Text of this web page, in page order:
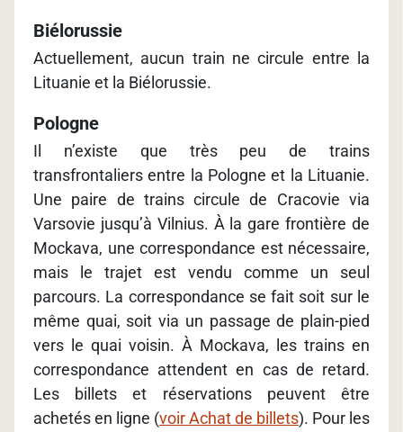
Biélorussie
Actuellement, aucun train ne circule entre la
Lituanie et la Biélorussie.
Pologne
Il n’existe que très peu de trains
transfrontaliers entre la Pologne et la Lituanie.
Une paire de trains circule de Cracovie via
Varsovie jusqu’à Vilnius. À la gare frontière de
Mockava, une correspondance est nécessaire,
mais le trajet est vendu comme un seul
parcours. La correspondance se fait soit sur le
même quai, soit via un passage de plain-pied
vers le quai voisin. À Mockava, les trains en
correspondance attendent en cas de retard.
Les billets et réservations peuvent être
achetés en ligne (voir Achat de billets). Pour les